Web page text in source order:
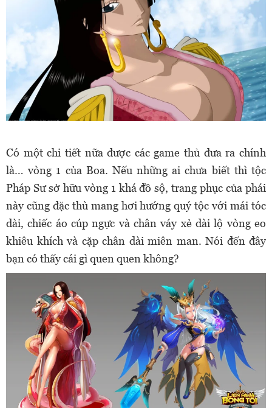
Có một chi tiết nữa được các game thủ đưa ra chính
là… vòng 1 của Boa. Nếu những ai chưa biết thì tộc
Pháp Sư sở hữu vòng 1 khá đồ sộ, trang phục của phái
này cũng đặc thù mang hơi hướng quý tộc với mái tóc
dài, chiếc áo cúp ngực và chân váy xẻ dài lộ vòng eo
khiêu khích và cặp chân dài miên man. Nói đến đây
bạn có thấy cái gì quen quen không?